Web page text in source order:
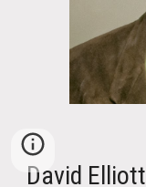
David Elliott